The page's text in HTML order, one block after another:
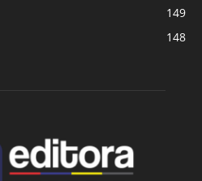
149
148